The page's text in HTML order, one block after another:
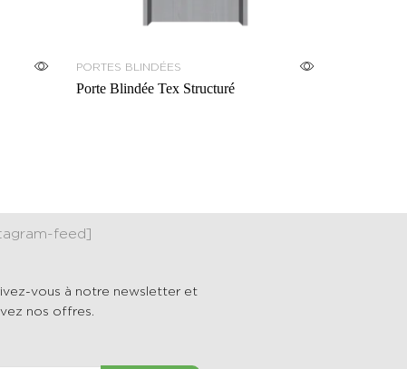
PORTES BLINDÉES
Porte Blindée Tex Structuré
feed]
vous à notre newsletter et
nos offres.